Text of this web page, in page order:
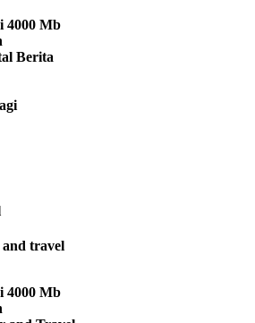
4000 Mb
Berita
travel
4000 Mb